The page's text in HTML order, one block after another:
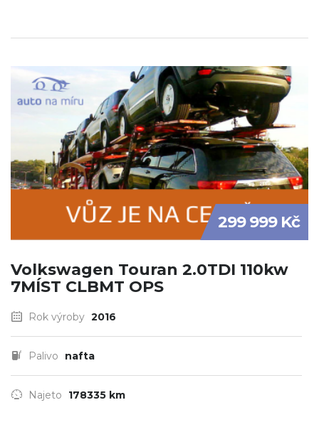
299 999 Kč
Volkswagen Touran 2.0TDI 110kw
7MÍST CLBMT OPS
Rok výroby 2016
Palivo nafta
Najeto 178335 km